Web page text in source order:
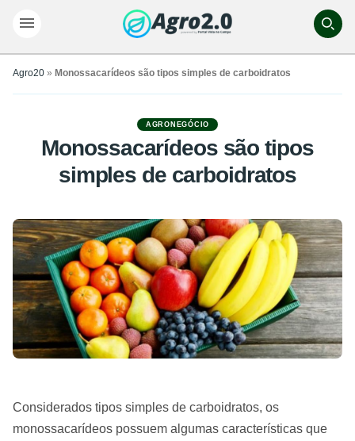
Agro20 » Monossacarídeos são tipos simples de carboidratos
AGRONEGÓCIO
Monossacarídeos são tipos
simples de carboidratos
Considerados tipos simples de carboidratos, os
monossacarídeos possuem algumas características que